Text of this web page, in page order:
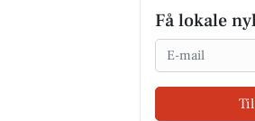
Få lokale
Email